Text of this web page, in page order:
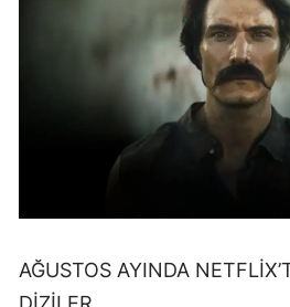
AĞUSTOS AYINDA